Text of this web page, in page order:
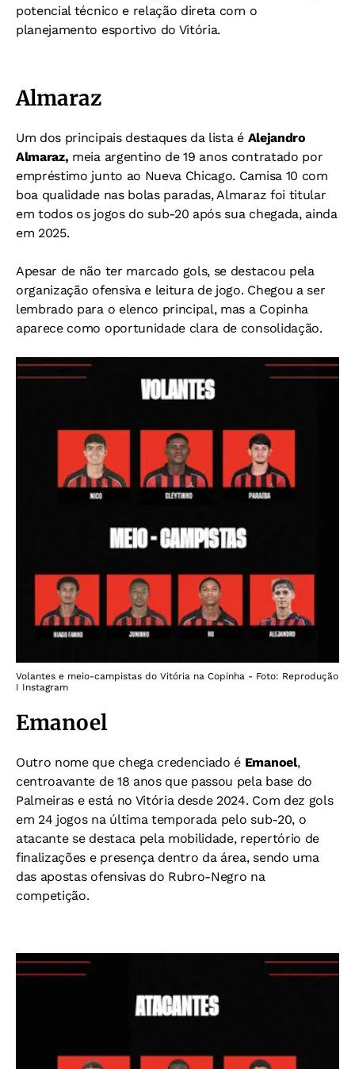
potencial técnico e relação direta com o
planejamento esportivo do Vitória.
Almaraz
Um dos principais destaques da lista é Alejandro
Almaraz, meia argentino de 19 anos contratado por
empréstimo junto ao Nueva Chicago. Camisa 10 com
boa qualidade nas bolas paradas, Almaraz foi titular
em todos os jogos do sub-20 após sua chegada, ainda
em 2025.
Apesar de não ter marcado gols, se destacou pela
organização ofensiva e leitura de jogo. Chegou a ser
lembrado para o elenco principal, mas a Copinha
aparece como oportunidade clara de consolidação.
Volantes e meio-campistas do Vitória na Copinha - Foto: Reprodução
I Instagram
Emanoel
Outro nome que chega credenciado é Emanoel,
centroavante de 18 anos que passou pela base do
Palmeiras e está no Vitória desde 2024. Com dez gols
em 24 jogos na última temporada pelo sub-20, o
atacante se destaca pela mobilidade, repertório de
finalizações e presença dentro da área, sendo uma
das apostas ofensivas do Rubro-Negro na
competição.